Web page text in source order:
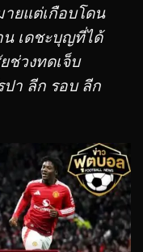
ยแต่เกือบโดน
น เดชะบุญที่ได้
ช่วงทดเจ็บ
า ลีก รอบ ลีก